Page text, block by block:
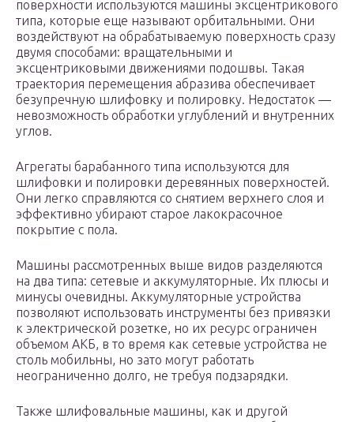
поверхности используются машины эксцентрикового
типа, которые еще называют орбитальными. Они
воздействуют на обрабатываемую поверхность сразу
двумя способами: вращательными и
эксцентриковыми движениями подошвы. Такая
траектория перемещения абразива обеспечивает
безупречную шлифовку и полировку. Недостаток —
невозможность обработки углублений и внутренних
углов.
Агрегаты барабанного типа используются для
шлифовки и полировки деревянных поверхностей.
Они легко справляются со снятием верхнего слоя и
эффективно убирают старое лакокрасочное
покрытие с пола.
Машины рассмотренных выше видов разделяются
на два типа: сетевые и аккумуляторные. Их плюсы и
минусы очевидны. Аккумуляторные устройства
позволяют использовать инструменты без привязки
к электрической розетке, но их ресурс ограничен
объемом АКБ, в то время как сетевые устройства не
столь мобильны, но зато могут работать
неограниченно долго, не требуя подзарядки.
Также шлифовальные машины, как и другой